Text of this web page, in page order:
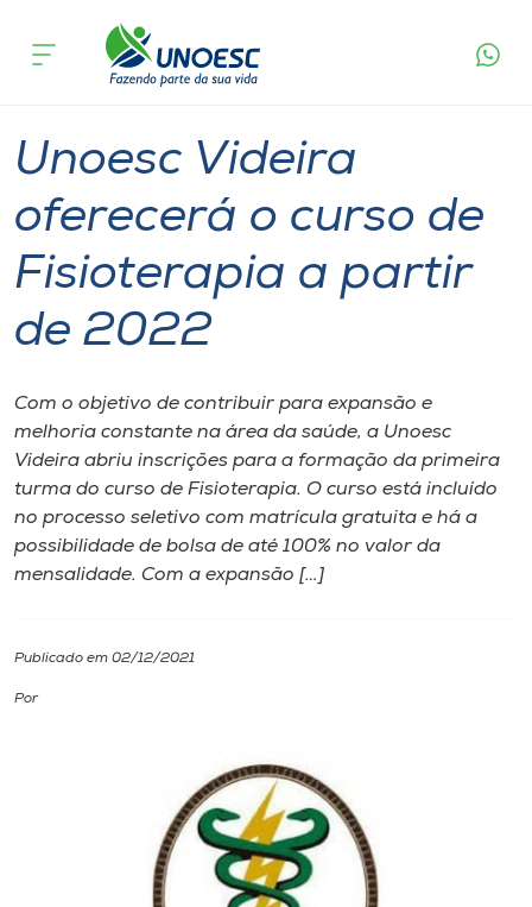
Cursos
Pesquisa
Atendimento ao Estudante
Portal de Ensino
A
Internacionalização
I.nova
Diplomados
acontece
Unoesc Videira
oferecerá o curso de
Fisioterapia a partir
de 2022
Com o objetivo de contribuir para expansão e
melhoria constante na área da saúde, a Unoesc
Videira abriu inscrições para a formação da primeira
turma do curso de Fisioterapia. O curso está incluído
no processo seletivo com matrícula gratuita e há a
possibilidade de bolsa de até 100% no valor da
mensalidade. Com a expansão […]
Publicado em 02/12/2021
Por